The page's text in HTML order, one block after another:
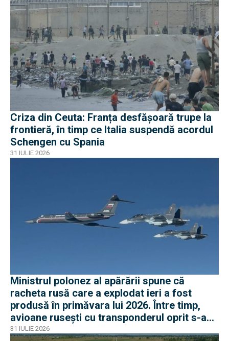
Criza din Ceuta: Franța desfășoară trupe la
frontieră, în timp ce Italia suspendă acordul
Schengen cu Spania
31 IULIE 2026
Ministrul polonez al apărării spune că
racheta rusă care a explodat ieri a fost
produsă în primăvara lui 2026. Între timp,
avioane rusești cu transponderul oprit s-au
apropiat de frontiera Poloniei
31 IULIE 2026